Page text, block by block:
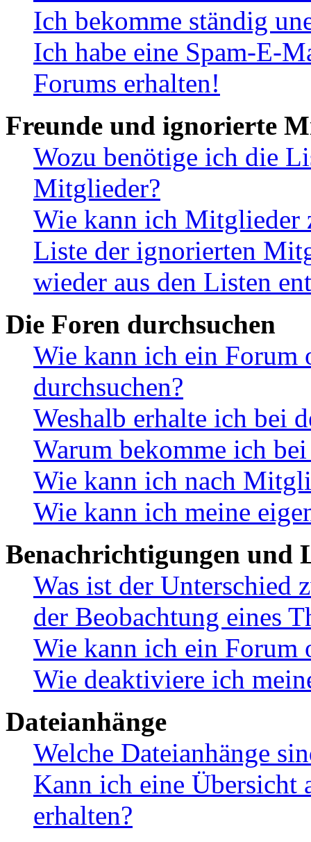
Ich bekomme ständig
Ich habe eine Spam-E-
Forums erhalten!
Freunde und ignorierte
Wozu benötige ich die
Mitglieder?
Wie kann ich Mitglieder
Liste der ignorierten
wieder aus den Listen
Die Foren durchsuchen
Wie kann ich ein Forum
durchsuchen?
Weshalb erhalte ich bei
Warum bekomme ich
Wie kann ich nach
Wie kann ich meine
Benachrichtigungen und
Was ist der Unterschied
der Beobachtung eines
Wie kann ich ein Forum
Wie deaktiviere ich
Dateianhänge
Welche Dateianhänge
Kann ich eine Übersicht
erhalten?